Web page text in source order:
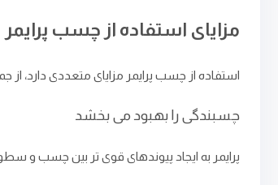
مزایای استفاده از چسب پرایمر
استفاده از چسب پرایمر مزایای متعددی دارد، از
چسبندگی را بهبود می ‌بخشد
پرایمر به ایجاد پیوندهای قوی‌ تر بین چسب و